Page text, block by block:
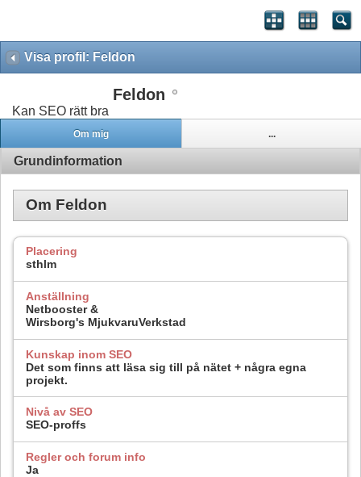
Visa profil: Feldon
Feldon
Kan SEO rätt bra
Om mig ...
Grundinformation
Om Feldon
Placering
sthlm
Anställning
Netbooster &
Wirsborg's MjukvaruVerkstad
Kunskap inom SEO
Det som finns att läsa sig till på nätet + några egna
projekt.
Nivå av SEO
SEO-proffs
Regler och forum info
Ja